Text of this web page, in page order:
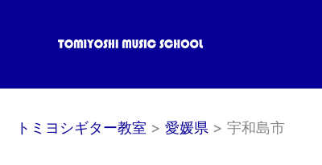
トミヨシギター教室 愛媛県 宇和島市